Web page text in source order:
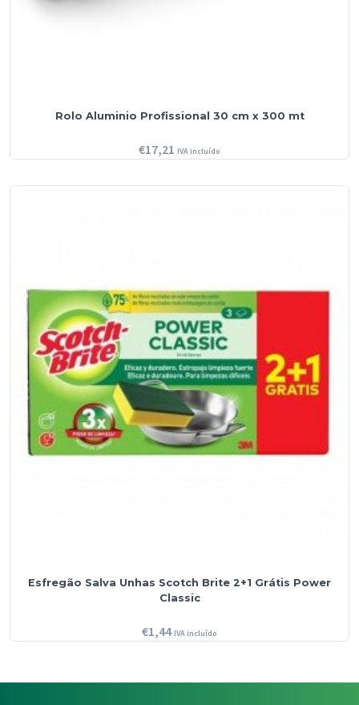
Rolo Aluminio Profissional 30 cm x 300 mt
€17,21 IVA incluído
Esfregão Salva Unhas Scotch Brite 2+1 Grátis Power
Classic
€1,44 IVA incluído